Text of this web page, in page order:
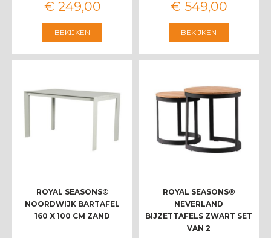
€ 249,00
BEKIJKEN
€ 549,00
BEKIJKEN
ROYAL SEASONS®
NOORDWIJK BARTAFEL
160 X 100 CM ZAND
ROYAL SEASONS®
NEVERLAND
BIJZETTAFELS ZWART SET
VAN 2